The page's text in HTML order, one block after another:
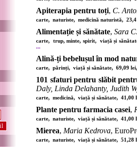
Apiterapia pentru toți, C.
carte, naturiste, medicină naturistă,
Alimentație și sănătate, Sara
carte, trup, minte, spirit, viață și
...
Alină-ți bebelușul în mod
carte, părinți, viață și sănătate, 69,09
101 sfaturi pentru slăbit
Daly, Linda Delahanty, Judith
carte, medicină, viață și sănătate,
Plante pentru farmacia casei,
carte, naturiste, viață și sănătate,
Mierea, Maria Kedrova,
carte, naturiste, viață și sănătate,